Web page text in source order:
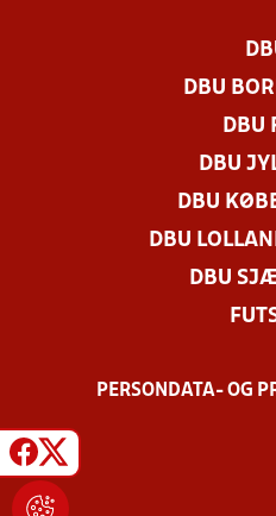
DBU
DBU
DBU
DBU
DBU
DBU
PERSONDATA- OG